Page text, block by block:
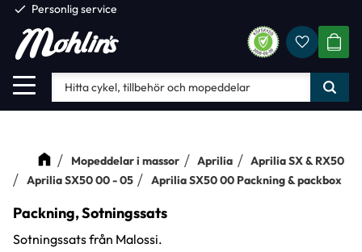
Meny
check Personlig service
Mopeddelar i massor Aprilia
Aprilia SX & RX50
Aprilia SX50 00 - 05
Aprilia SX50 00 Packning & packbox
Packning, Sotningssats
Sotningssats från Malossi.